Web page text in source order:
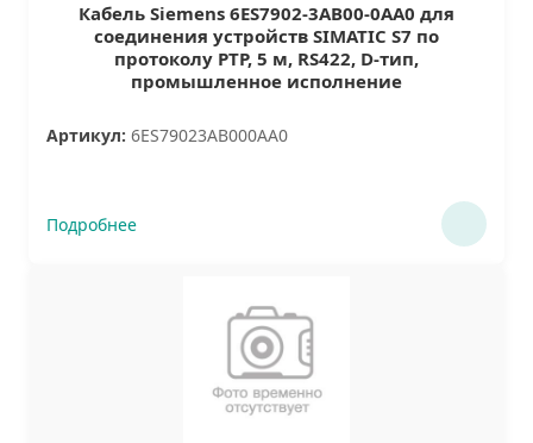
Кабель Siemens 6ES7902-3AB00-0AA0 для
соединения устройств SIMATIC S7 по
протоколу PTP, 5 м, RS422, D-тип,
промышленное исполнение
Артикул: 6ES79023AB000AA0
Подробнее